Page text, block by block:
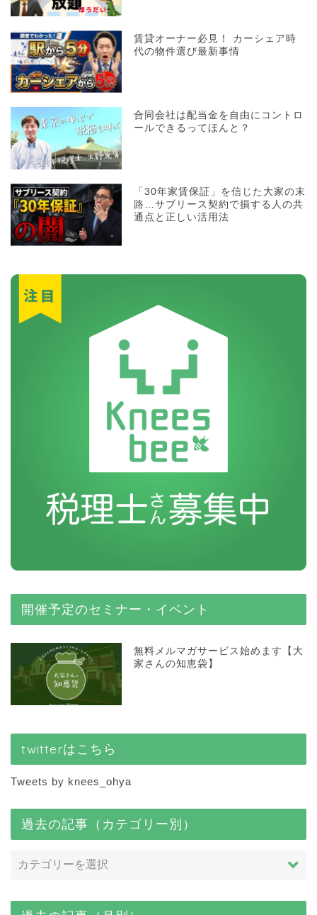
賃貸オーナー必見！ カーシェア時
代の物件選び最新事情
合同会社は配当金を自由にコントロ
ールできるってほんと？
「30年家賃保証」を信じた大家の末
路…サブリース契約で損する人の共
通点と正しい活用法
開催予定のセミナー・イベント
無料メルマガサービス始めます【大
家さんの知恵袋】
twitterはこちら
Tweets by knees_ohya
過去の記事（カテゴリー別）